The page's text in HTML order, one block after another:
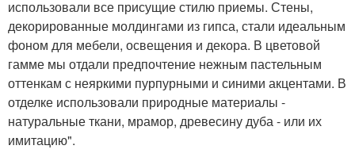
использовали все присущие стилю приемы. Стены,
декорированные молдингами из гипса, стали идеальным
фоном для мебели, освещения и декора. В цветовой
гамме мы отдали предпочтение нежным пастельным
оттенкам с неяркими пурпурными и синими акцентами. В
отделке использовали природные материалы -
натуральные ткани, мрамор, древесину дуба - или их
имитацию".